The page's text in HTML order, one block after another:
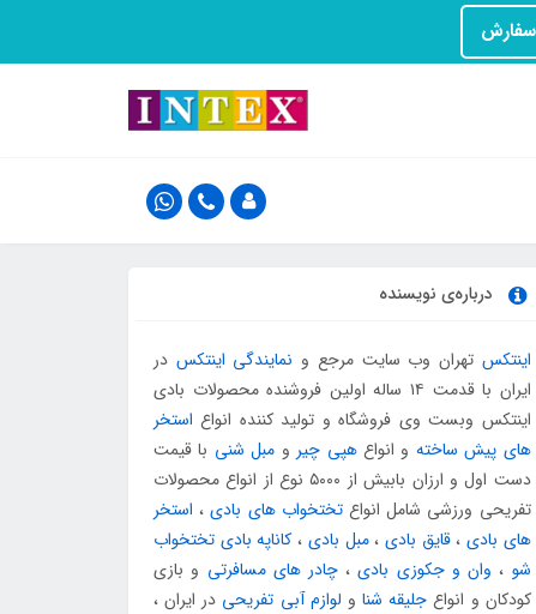
درباره‌ی نویسنده
اینتکس تهران وب سایت مرجع و نمایندگی اینتکس در
ایران با قدمت ۱۴ ساله اولین فروشنده محصولات بادی
اینتکس وبست وی فروشگاه و تولید کننده انواع استخر
های پیش ساخته و انواعهپی چیر و مبل شنی با قیمت
دست اول و ارزان بابیش از ۵۰۰۰ نوع از انواع محصولات
تفریحی ورزشی شامل انواعتختخواب های بادی، استخر
های بادی،قایق بادی ،مبل بادی ، کاناپه بادی تختخواب
شو ، وان و جکوزی بادی،چادر های مسافرتی و بازی
کودکان و انواع جلیقه شناو لوازم آبی تفریحی در ایران ،